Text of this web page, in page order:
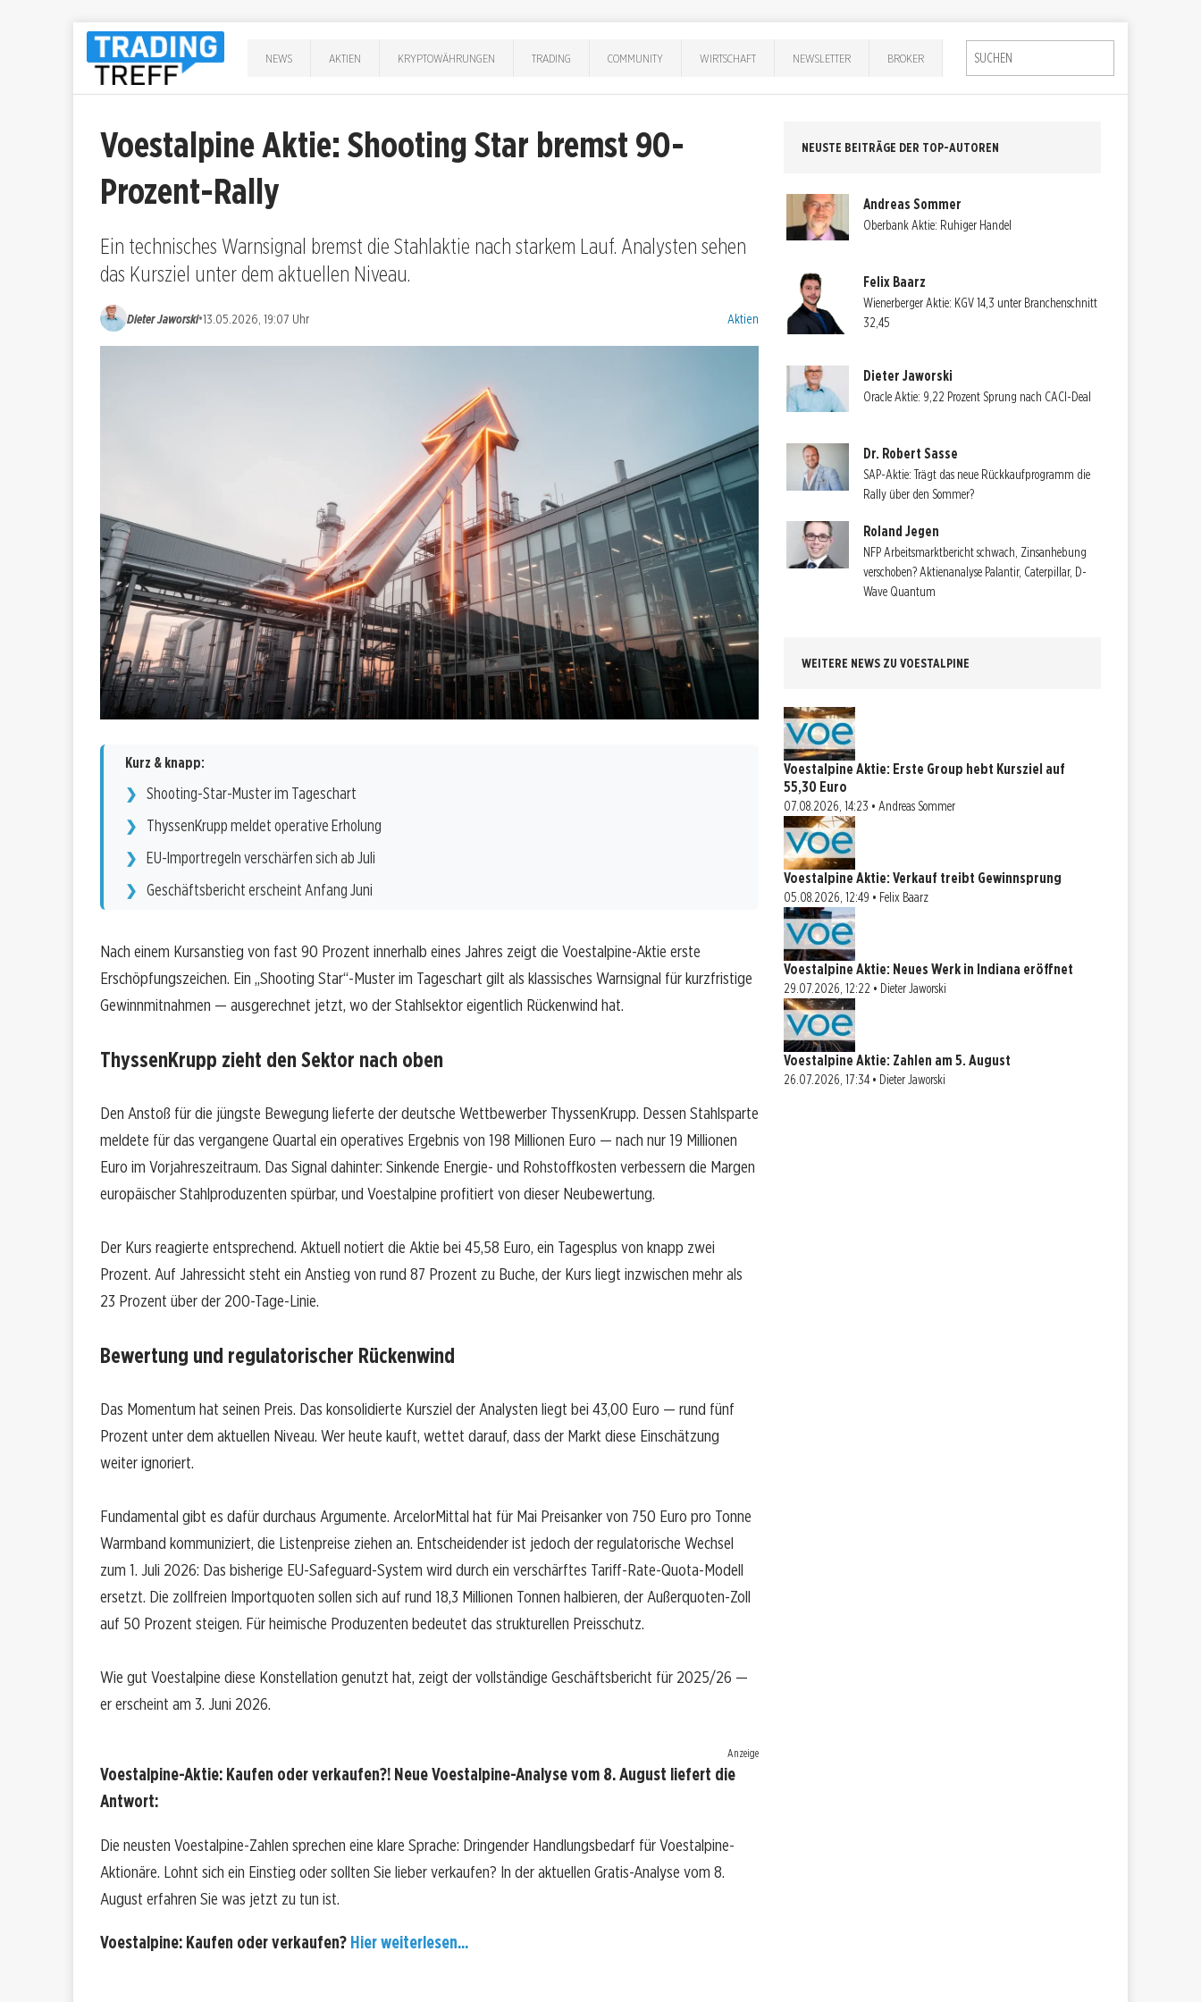
NEWS AKTIEN KRYPTOWÄHRUNGEN TRADING COMMUNITY WIRTSCHAFT NEWSLETTER BROKER
Voestalpine Aktie: Shooting Star bremst 90-
Prozent-Rally
Ein technisches Warnsignal bremst die Stahlaktie nach starkem Lauf. Analysten sehen
das Kursziel unter dem aktuellen Niveau.
Dieter Jaworski•13.05.2026, 19:07 Uhr Kategorien:
Aktien
Kurz & knapp:
Shooting-Star-Muster im Tageschart
ThyssenKrupp meldet operative Erholung
EU-Importregeln verschärfen sich ab Juli
Geschäftsbericht erscheint Anfang Juni
Nach einem Kursanstieg von fast 90 Prozent innerhalb eines Jahres zeigt die Voestalpine-Aktie erste
Erschöpfungszeichen. Ein „Shooting Star“-Muster im Tageschart gilt als klassisches Warnsignal für kurzfristige
Gewinnmitnahmen — ausgerechnet jetzt, wo der Stahlsektor eigentlich Rückenwind hat.
ThyssenKrupp zieht den Sektor nach oben
Den Anstoß für die jüngste Bewegung lieferte der deutsche Wettbewerber ThyssenKrupp. Dessen Stahlsparte
meldete für das vergangene Quartal ein operatives Ergebnis von 198 Millionen Euro — nach nur 19 Millionen
Euro im Vorjahreszeitraum. Das Signal dahinter: Sinkende Energie- und Rohstoffkosten verbessern die Margen
europäischer Stahlproduzenten spürbar, und Voestalpine profitiert von dieser Neubewertung.
Der Kurs reagierte entsprechend. Aktuell notiert die Aktie bei 45,58 Euro, ein Tagesplus von knapp zwei
Prozent. Auf Jahressicht steht ein Anstieg von rund 87 Prozent zu Buche, der Kurs liegt inzwischen mehr als
23 Prozent über der 200-Tage-Linie.
Bewertung und regulatorischer Rückenwind
Das Momentum hat seinen Preis. Das konsolidierte Kursziel der Analysten liegt bei 43,00 Euro — rund fünf
Prozent unter dem aktuellen Niveau. Wer heute kauft, wettet darauf, dass der Markt diese Einschätzung
weiter ignoriert.
Fundamental gibt es dafür durchaus Argumente. ArcelorMittal hat für Mai Preisanker von 750 Euro pro Tonne
Warmband kommuniziert, die Listenpreise ziehen an. Entscheidender ist jedoch der regulatorische Wechsel
zum 1. Juli 2026: Das bisherige EU-Safeguard-System wird durch ein verschärftes Tariff-Rate-Quota-Modell
ersetzt. Die zollfreien Importquoten sollen sich auf rund 18,3 Millionen Tonnen halbieren, der Außerquoten-Zoll
auf 50 Prozent steigen. Für heimische Produzenten bedeutet das strukturellen Preisschutz.
Wie gut Voestalpine diese Konstellation genutzt hat, zeigt der vollständige Geschäftsbericht für 2025/26 —
er erscheint am 3. Juni 2026.
Anzeige
Voestalpine-Aktie: Kaufen oder verkaufen?! Neue Voestalpine-Analyse vom 8. August liefert die
Antwort:
Die neusten Voestalpine-Zahlen sprechen eine klare Sprache: Dringender Handlungsbedarf für Voestalpine-
Aktionäre. Lohnt sich ein Einstieg oder sollten Sie lieber verkaufen? In der aktuellen Gratis-Analyse vom 8.
August erfahren Sie was jetzt zu tun ist.
Voestalpine: Kaufen oder verkaufen? Hier weiterlesen...
NEUSTE BEITRÄGE DER TOP-AUTOREN
Andreas Sommer
Oberbank Aktie: Ruhiger Handel
Felix Baarz
Wienerberger Aktie: KGV 14,3 unter Branchenschnitt
32,45
Dieter Jaworski
Oracle Aktie: 9,22 Prozent Sprung nach CACI-Deal
Dr. Robert Sasse
SAP-Aktie: Trägt das neue Rückkaufprogramm die
Rally über den Sommer?
Roland Jegen
NFP Arbeitsmarktbericht schwach, Zinsanhebung
verschoben? Aktienanalyse Palantir, Caterpillar, D-
Wave Quantum
WEITERE NEWS ZU VOESTALPINE
Voestalpine Aktie: Erste Group hebt Kursziel auf
55,30 Euro
07.08.2026, 14:23 • Andreas Sommer
Voestalpine Aktie: Verkauf treibt Gewinnsprung
05.08.2026, 12:49 • Felix Baarz
Voestalpine Aktie: Neues Werk in Indiana eröffnet
29.07.2026, 12:22 • Dieter Jaworski
Voestalpine Aktie: Zahlen am 5. August
26.07.2026, 17:34 • Dieter Jaworski